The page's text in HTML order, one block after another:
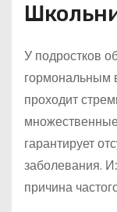
У подростков
гормональным
проходит
гарантирует
заболевания.
причина